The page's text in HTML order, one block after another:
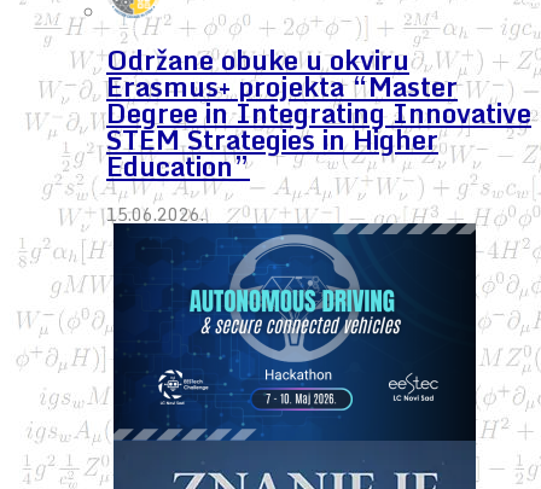
Održane obuke u okviru
Erasmus+ projekta “Master
Degree in Integrating Innovative
STEM Strategies in Higher
Education”
15.06.2026.